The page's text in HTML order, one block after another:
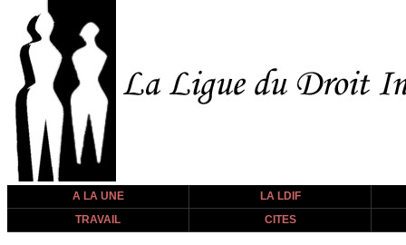
A LA UNE
LA LDIF
TRAVAIL
CITES